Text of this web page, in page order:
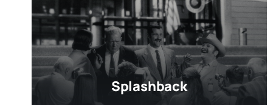
Splashback